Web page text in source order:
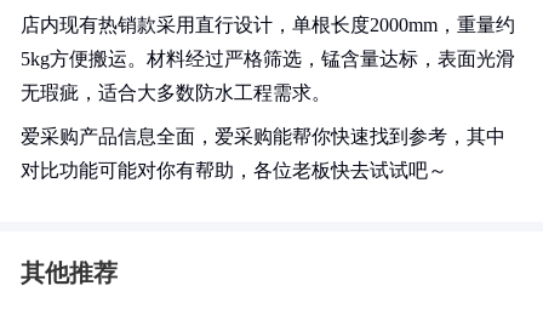
店内现有热销款采用直行设计，单根长度2000mm，重量约
5kg方便搬运。材料经过严格筛选，锰含量达标，表面光滑
无瑕疵，适合大多数防水工程需求。
爱采购产品信息全面，爱采购能帮你快速找到参考，其中
对比功能可能对你有帮助，各位老板快去试试吧～
其他推荐